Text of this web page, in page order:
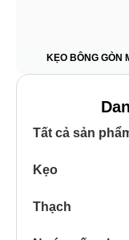
KẸO BÔNG GÒN
Tất cả sản
Kẹo
Thạch